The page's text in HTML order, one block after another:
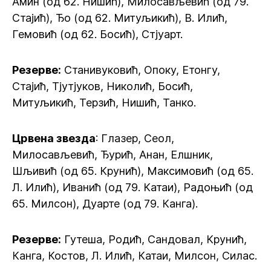
Стајић), Ђо (од 62. Митуљикић), В. Илић,
Гемовић (од 62. Босић), Стјуарт.
Резерве: Станивуковић, Опоку, Етонгу,
Стајић, Тјутјуков, Николић, Босић,
Митуљикић, Терзић, Нишић, Танко.
Црвена звезда: Глазер, Сеол,
Милосављевић, Ђурић, Анан, Елшник,
Шљивић (од 65. Крунић), Максимовић (од 65.
Л. Илић), Иванић (од 79. Катаи), Радоњић (од
65. Милсон), Дуарте (од 79. Канга).
Резерве: Гутеша, Родић, Сандовал, Крунић,
Канга, Костов, Л. Илић, Катаи, Милсон, Силас.